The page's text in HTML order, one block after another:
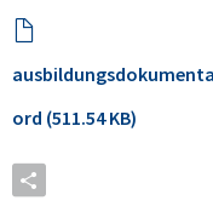
ord (511.54 KB)